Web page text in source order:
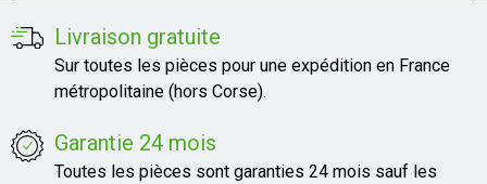
Livraison gratuite
Sur toutes les pièces pour une expédition en France
métropolitaine (hors Corse).
Garantie 24 mois
Toutes les pièces sont garanties 24 mois sauf les